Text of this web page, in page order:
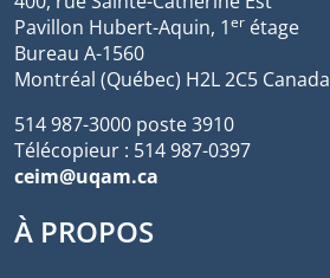
Pavillon Hubert-Aquin, 1er étage
Bureau A-1560
Montréal (Québec) H2L 2C5 Canada
514 987-3000 poste 3910
Télécopieur : 514 987-0397
ceim@uqam.ca
À PROPOS